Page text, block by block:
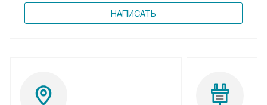
НАПИСАТЬ